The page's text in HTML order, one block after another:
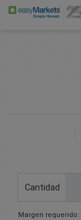
Cantidad
Margen requerido: